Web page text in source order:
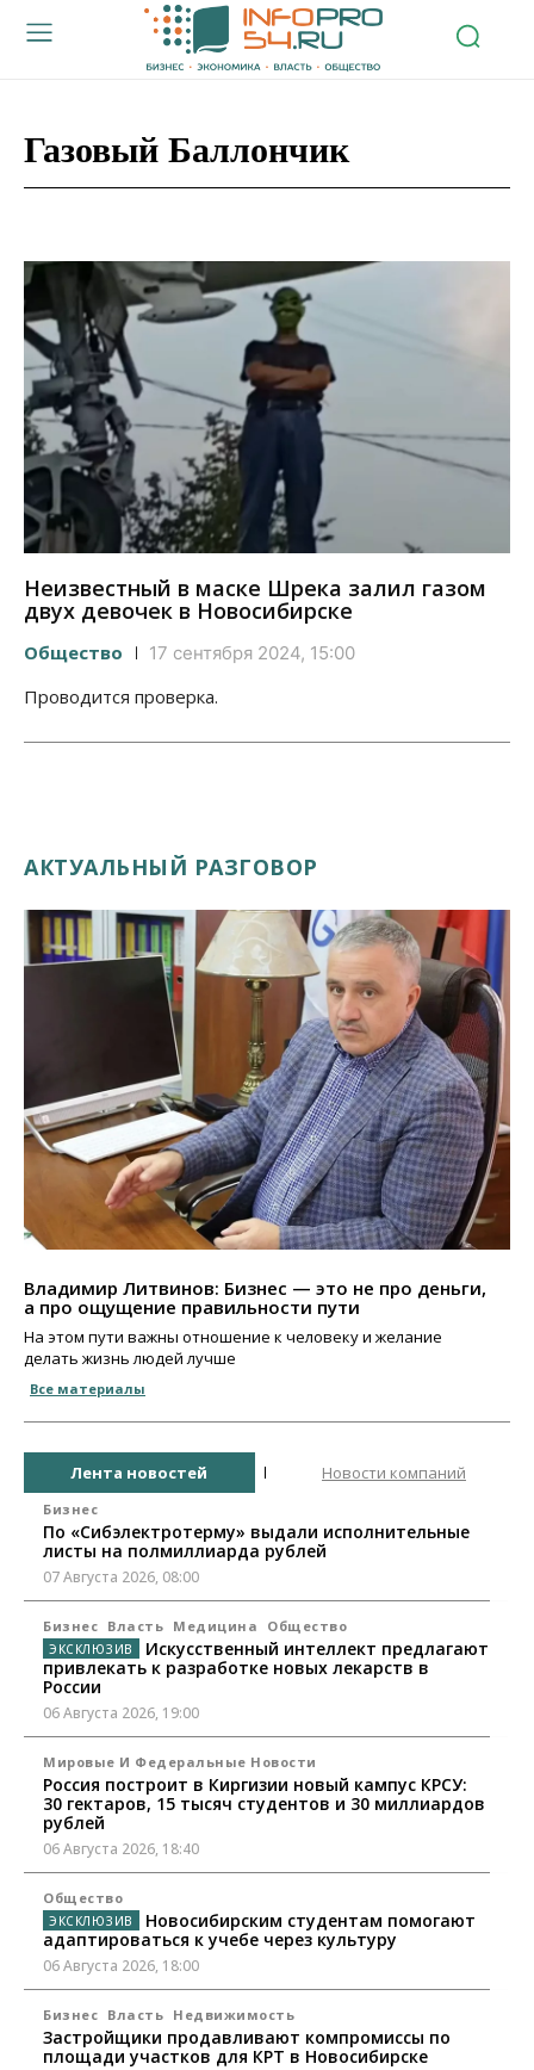
Газовый Баллончик
Неизвестный в маске Шрека залил газом
двух девочек в Новосибирске
Общество 17 сентября 2024, 15:00
Проводится проверка.
АКТУАЛЬНЫЙ РАЗГОВОР
Владимир Литвинов: Бизнес — это не про деньги,
а про ощущение правильности пути
На этом пути важны отношение к человеку и желание
делать жизнь людей лучше
Все материалы
Лента новостей Новости компаний
Бизнес
По «Сибэлектротерму» выдали исполнительные
листы на полмиллиарда рублей
07 Августа 2026, 08:00
Бизнес Власть Медицина Общество
Искусственный интеллект предлагают
привлекать к разработке новых лекарств в
России
06 Августа 2026, 19:00
Мировые И Федеральные Новости
Россия построит в Киргизии новый кампус КРСУ:
30 гектаров, 15 тысяч студентов и 30 миллиардов
рублей
06 Августа 2026, 18:40
Общество
Новосибирским студентам помогают
адаптироваться к учебе через культуру
06 Августа 2026, 18:00
Бизнес Власть Недвижимость
Застройщики продавливают компромиссы по
площади участков для КРТ в Новосибирске